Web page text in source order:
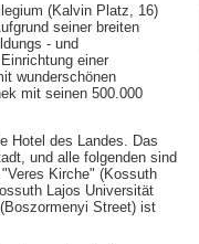
(Kalvin Platz, 16)
seiner breiten
- und
einer
wunderschönen
mit seinen 500.000
Hotel des Landes. Das
und alle folgenden sind
Kirche" (Kossuth
Lajos Universität
Street) ist